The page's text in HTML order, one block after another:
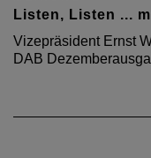
Listen, Listen ...
Vizepräsident Ernst
DAB